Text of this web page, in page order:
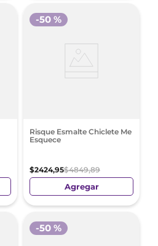
Risque Esmalte Chiclete Me
Esquece
$2424,95$4849,89
-50 %
Agregar
-50 %